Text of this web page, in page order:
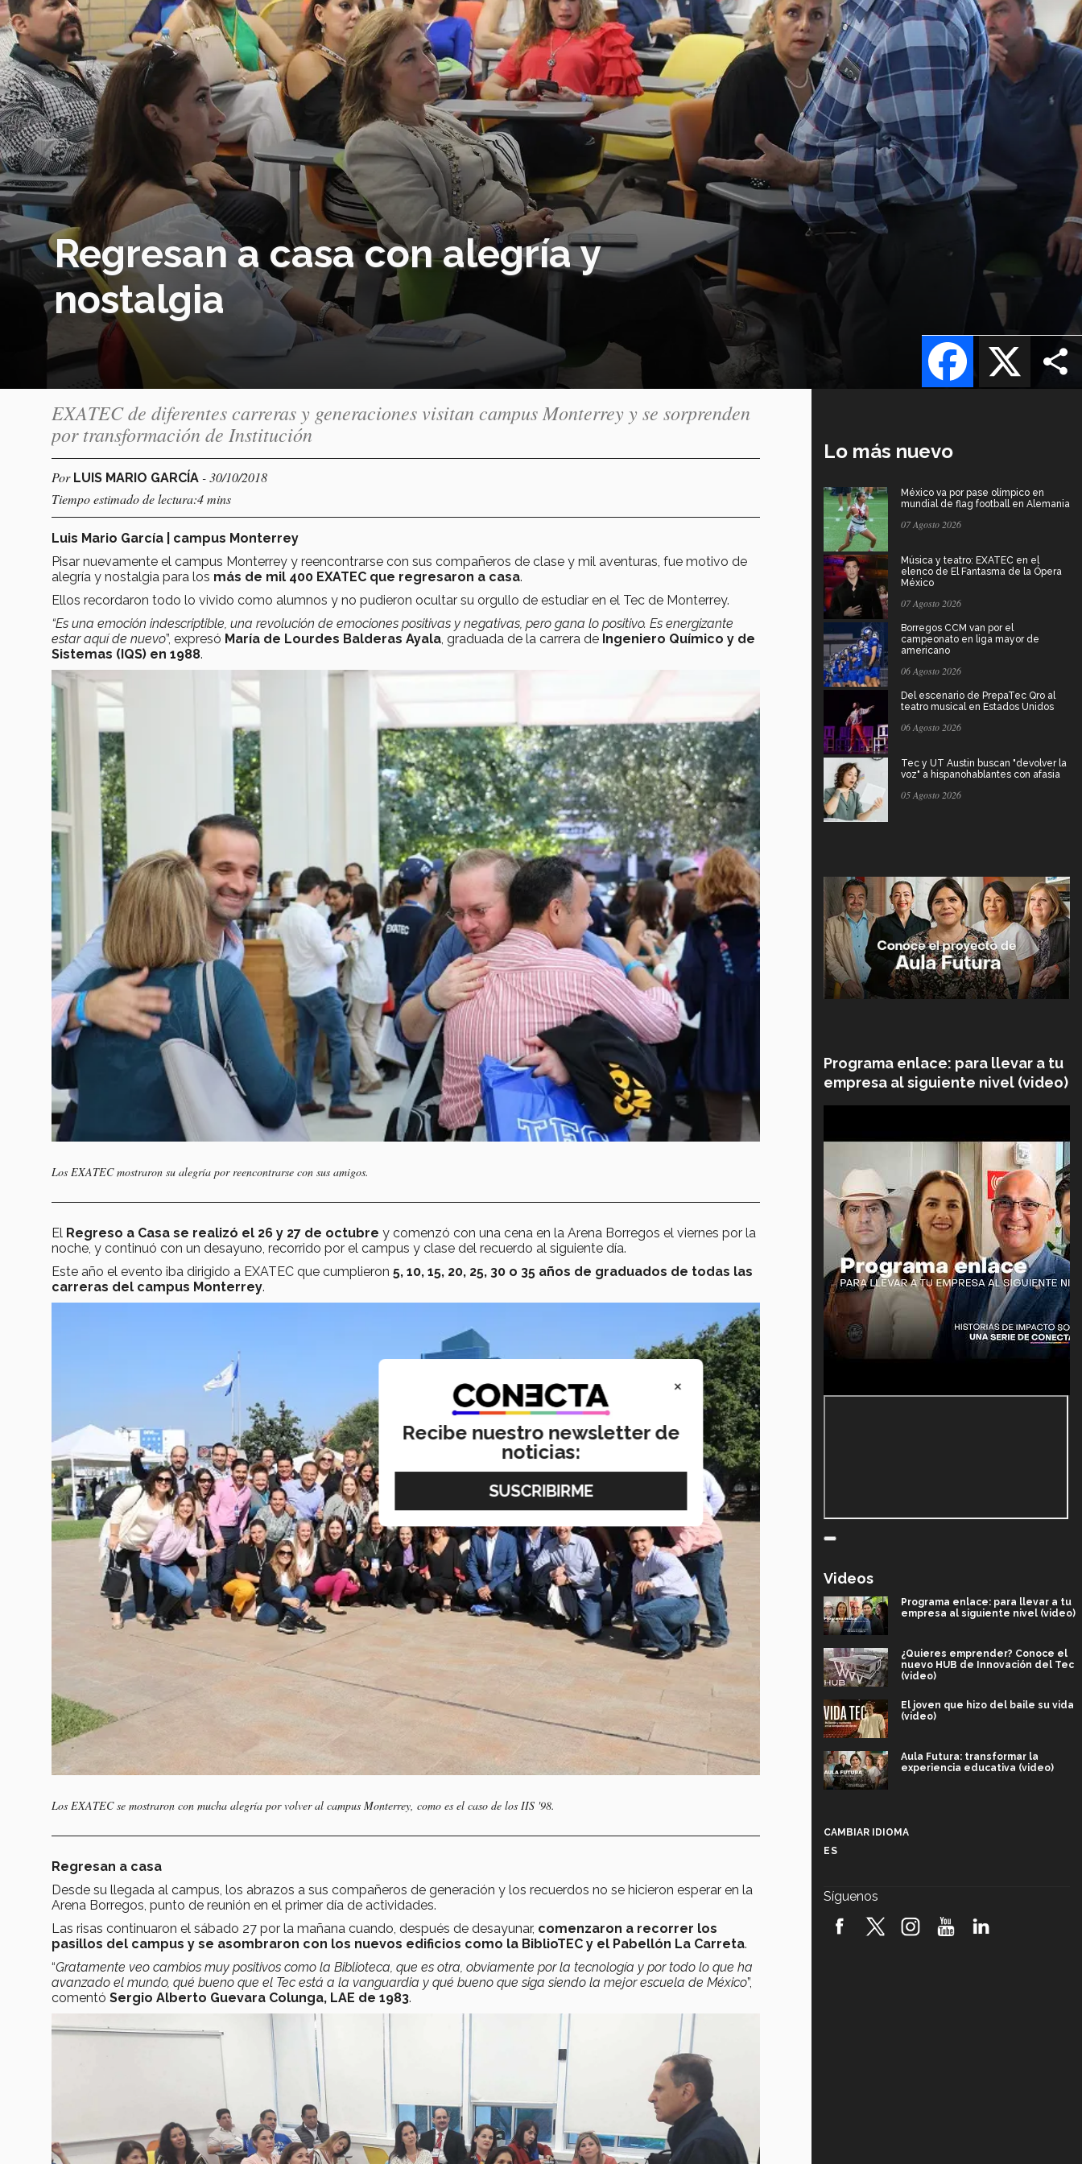
Regresan a casa con alegría y
nostalgia
X
Facebook
EXATEC de diferentes carreras y generaciones visitan campus Monterrey y se sorprenden
por transformación de Institución
Por LUIS MARIO GARCÍA - 30/10/2018
Tiempo estimado de lectura:4 mins
Luis Mario García | campus Monterrey
Pisar nuevamente el campus Monterrey y reencontrarse con sus compañeros de clase y mil aventuras, fue motivo de
alegría y nostalgia para los más de mil 400 EXATEC que regresaron a casa.
Ellos recordaron todo lo vivido como alumnos y no pudieron ocultar su orgullo de estudiar en el Tec de Monterrey.
“Es una emoción indescriptible, una revolución de emociones positivas y negativas, pero gana lo positivo. Es energizante
estar aquí de nuevo”, expresó María de Lourdes Balderas Ayala , graduada de la carrera de Ingeniero Químico y de
Sistemas (IQS) en 1988.
Los EXATEC mostraron su alegría por reencontrarse con sus amigos.
El Regreso a Casa se realizó el 26 y 27 de octubre y comenzó con una cena en la Arena Borregos el viernes por la
noche, y continuó con un desayuno, recorrido por el campus y clase del recuerdo al siguiente día.
Este año el evento iba dirigido a EXATEC que cumplieron 5, 10, 15, 20, 25, 30 o 35 años de graduados de todas las
carreras del campus Monterrey.
Los EXATEC se mostraron con mucha alegría por volver al campus Monterrey, como es el caso de los IIS '98.
Regresan a casa
Desde su llegada al campus, los abrazos a sus compañeros de generación y los recuerdos no se hicieron esperar en la
Arena Borregos, punto de reunión en el primer día de actividades.
Las risas continuaron el sábado 27 por la mañana cuando, después de desayunar, comenzaron a recorrer los
pasillos del campus y se asombraron con los nuevos edificios como la BiblioTEC y el Pabellón La Carreta.
“Gratamente veo cambios muy positivos como la Biblioteca, que es otra, obviamente por la tecnología y por todo lo que ha
avanzado el mundo, qué bueno que el Tec está a la vanguardia y qué bueno que siga siendo la mejor escuela de México”,
comentó Sergio Alberto Guevara Colunga, LAE de 1983.
Lo más nuevo
México va por pase olímpico en
mundial de flag football en Alemania
07 Agosto 2026
Música y teatro: EXATEC en el
elenco de El Fantasma de la Ópera
México
07 Agosto 2026
Borregos CCM van por el
campeonato en liga mayor de
americano
06 Agosto 2026
Del escenario de PrepaTec Qro al
teatro musical en Estados Unidos
06 Agosto 2026
Tec y UT Austin buscan "devolver la
voz" a hispanohablantes con afasia
05 Agosto 2026
Programa enlace: para llevar a tu
empresa al siguiente nivel (video)
Videos
Programa enlace: para llevar a tu
empresa al siguiente nivel (video)
¿Quieres emprender? Conoce el
nuevo HUB de Innovación del Tec
(video)
El joven que hizo del baile su vida
(video)
Aula Futura: transformar la
experiencia educativa (video)
robótica FIRST 2026! (video)
CAMBIAR IDIOMA
ES
Síguenos
×
Recibe nuestro newsletter de
noticias: